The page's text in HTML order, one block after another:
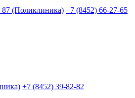
87 (Поликлиника) +7 (8452) 66-27-65
+7 (8452) 39-82-82